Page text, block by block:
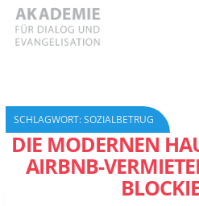
Skip
content
SCHLAGWORT:SOZIALBETRUG
DIE MODERNEN
AIRBNB-